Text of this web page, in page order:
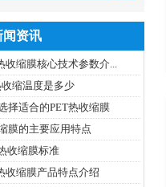
闻资讯
收缩膜核心技术参数介...
缩温度是多少
择适合的PET热收缩膜
膜的主要应用特点
收缩膜标准
收缩膜产品特点介绍